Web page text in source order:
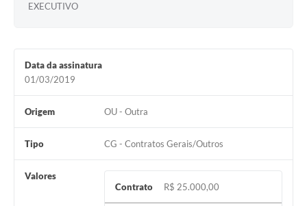
EXECUTIVO
Data da assinatura
01/03/2019
Origem OU - Outra
Tipo CG - Contratos Gerais/Outros
Valores
Contrato
R$ 25.000,00